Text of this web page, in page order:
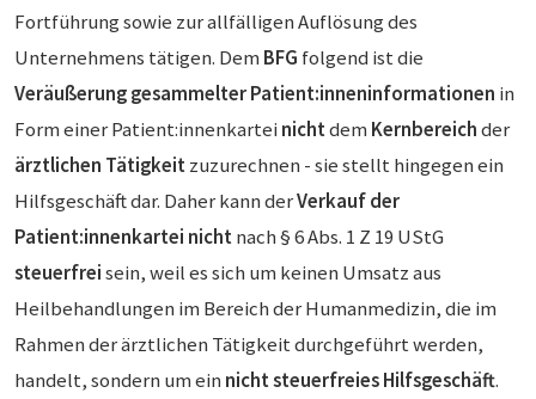
Fortführung sowie zur allfälligen Auflösung des
Unternehmens tätigen. Dem BFG folgend ist die
Veräußerunggesammelter Patient:inneninformationen in
Form einer Patient:innenkarteinichtdem Kernbereichder
ärztlichen Tätigkeitzuzurechnen - sie stellt hingegen ein
Hilfsgeschäft dar. Daher kann derVerkauf der
Patient:innenkartei nichtnach § 6 Abs. 1 Z 19 UStG
steuerfreisein, weil es sich um keinen Umsatz aus
Heilbehandlungen im Bereich der Humanmedizin, die im
Rahmen der ärztlichen Tätigkeit durchgeführt werden,
handelt, sondern um ein nicht steuerfreies Hilfsgeschäft.